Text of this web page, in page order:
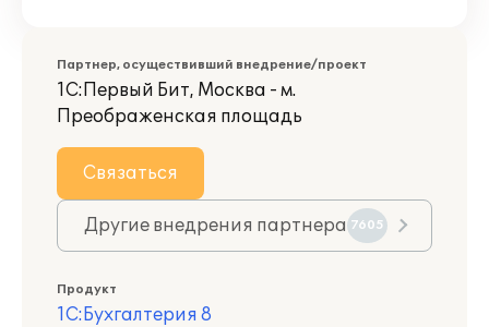
Партнер, осуществивший внедрение/проект
1С:Первый Бит, Москва - м.
Преображенская площадь
Связаться
Другие внедрения партнера 7605
Продукт
1С:Бухгалтерия 8